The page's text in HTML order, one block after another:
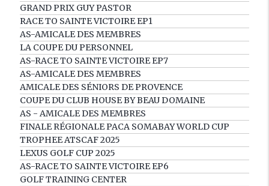
GRAND PRIX GUY PASTOR
RACE TO SAINTE VICTOIRE EP1
AS-AMICALE DES MEMBRES
LA COUPE DU PERSONNEL
AS-RACE TO SAINTE VICTOIRE EP7
AS-AMICALE DES MEMBRES
AMICALE DES SÉNIORS DE PROVENCE
COUPE DU CLUB HOUSE BY BEAU DOMAINE
AS - AMICALE DES MEMBRES
FINALE RÉGIONALE PACA SOMABAY WORLD CUP
TROPHEE ATSCAF 2025
LEXUS GOLF CUP 2025
AS-RACE TO SAINTE VICTOIRE EP6
GOLF TRAINING CENTER